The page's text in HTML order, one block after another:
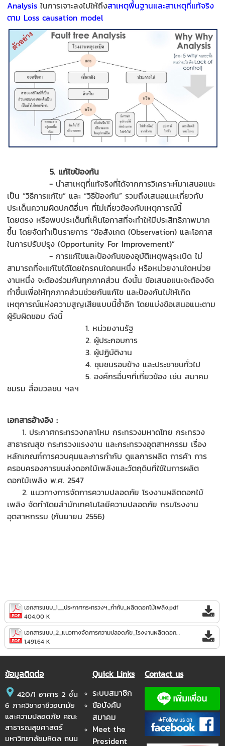
Analysis ในการเจาะลงไปให้ถึงสาเหตุพื้นฐานและสาเหตุที่แท้จริง
ตาม Loss causation model
5. แก้ไขป้องกัน
- นำสาเหตุที่แท้จริงที่ได้จากการวิเคราะห์มาเสนอแนะ
เป็น“วิธีการแก้ไข” และ“วิธีป้องกัน” รวมถึงเสนอแนะเกี่ยวกับ
ประเด็นความผิดปกติอื่นๆ ที่ไม่เกี่ยวข้องกับเหตุการณ์นี้
โดยตรง หรือพบประเด็นที่เห็นโอกาสที่จะทำให้มีประสิทธิภาพมาก
ขึ้นโดยจัดทำเป็นรายการ “ข้อสังเกต(Observation) และโอกาส
ในการปรับปรุง(Opportunity For Improvement)”
-การแก้ไขและป้องกันของอุบัติเหตุพลุระเบิด ไม่
สามารถที่จะแก้ไขได้โดยใครคนใดคนหนึ่ง หรือหน่วยงานใดหน่วย
งานหนึ่ง จะต้องร่วมกันทุกภาคส่วน ดังนั้น ข้อเสนอแนะจะต้องจัด
ทำขึ้นเพื่อให้ทุกภาคส่วนช่วยกันแก้ไข และป้องกันไม่ให้เกิด
เหตุการณ์แห่งความสูญเสียแบบนี้ซ้ำอีกโดยแบ่งข้อเสนอแนะตาม
ผู้รับผิดชอบ ดังนี้
1. หน่วยงานรัฐ
2. ผู้ประกอบการ
3. ผู้ปฏิบัติงาน
4.ชุมชนรอบข้าง และประชาชนทั่วไป
5. องค์กรอื่นๆที่เกี่ยวข้อง เช่น สมาคม
ชมรม สื่อมวลชน ฯลฯ
เอกสารอ้างอิง:
1. ประกาศกระทรวงกลาโหมกระทรวงมหาดไทย กระทรวง
สาธารณสุข กระทรวงแรงงาน และกระทรวงอุตสาหกรรม เรื่อง
หลักเกณฑ์การควบคุมและการกำกับ ดูแลการผลิต การค้า การ
ครอบครองการขนส่งดอกไม้เพลิงและวัตถุดิบที่ใช้ในการผลิต
ดอกไม้เพลิง พ.ศ.2547
2. แนวทางการจัดการความปลอดภัย โรงงานผลิตดอกไม้
เพลิง จัดทำโดยสำนักเทคโนโลยีความปลอดภัย กรมโรงงาน
อุตสาหกรรม (กันยายน2556)
เอกสารแนบ_1__ประกาศกระทรวงฯ_กำกับ_ผลิตดอกไม้เพลิง.pdf
404.00 K
เอกสารแนบ_2_แนวทางจัดการความปลอดภัย_โรงงานผลิตดอกไม้เพลิง.pdf
1,491.64 K
ข้อมูลติดต่อ
420/1 อาคาร 2 ชั้น
6 ภาควิชาอาชีวอนามัย
และความปลอดภัย คณะ
สาธารณสุขศาสตร์
มหาวิทยาลัยมหิดล ถนน
Quick Links
ระบบสมาชิก
ข้อบังคับ
สมาคม
Meet the
President
Contact us